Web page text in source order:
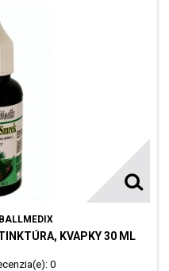
KVAPKY 30 ML
0